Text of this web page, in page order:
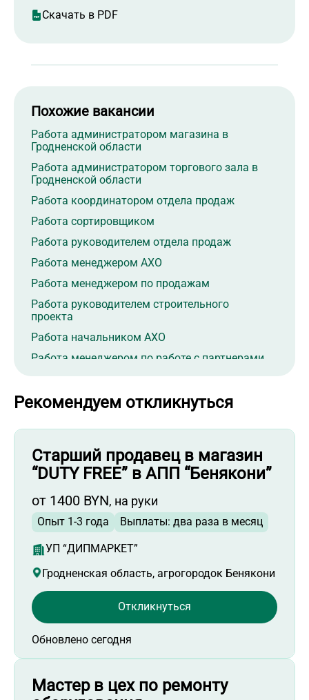
Скачать в PDF
Похожие вакансии
Работа администратором магазина в
Гродненской области
Работа администратором торгового зала в
Гродненской области
Работа координатором отдела продаж
Работа сортировщиком
Работа руководителем отдела продаж
Работа менеджером АХО
Работа менеджером по продажам
Работа руководителем строительного
проекта
Работа начальником АХО
Работа менеджером по работе с партнерами
Работа специалистом АХО
Работа продавцом-консультантом в
торговый центр
Работа начальником производства
Работа товароведом
Работа работником склада
Работа начальником склада
Работа торговым представителем
Работа администратором магазина
Работа распространителем листовок
Работа начальником смены
Работа администратором торгового зала
Работа инженером по качеству
Рекомендуем откликнуться
Старший продавец в магазин
“DUTY FREE” в АПП “Бенякони”
от 1400 BYN, на руки
Опыт 1-3 года Выплаты: два раза в месяц
УП “ДИПМАРКЕТ”
Гродненская область, агрогородок Бенякони
Обновлено сегодня
Откликнуться
Мастер в цех по ремонту